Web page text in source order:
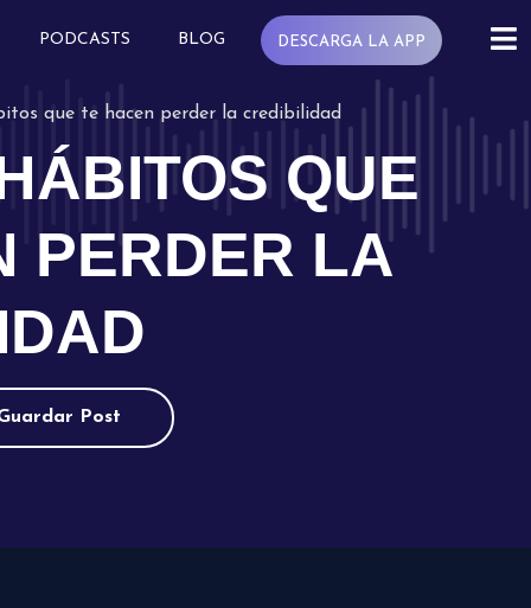
PODCASTS BLOG DESCARGA LA APP
que te hacen perder la credibilidad
QUE
PERDER LA
Post